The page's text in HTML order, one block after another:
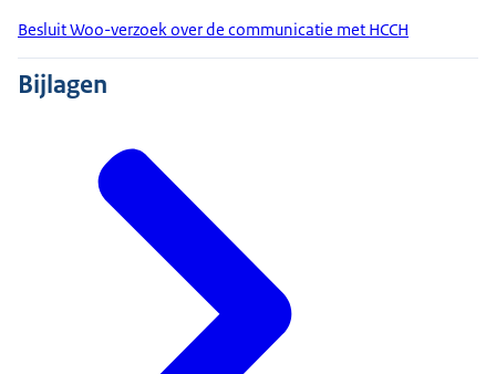
Besluit Woo-verzoek over de communicatie met HCCH
Bijlagen